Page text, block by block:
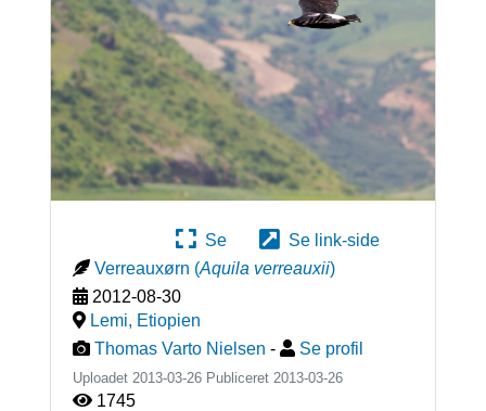
Se
Se link-side
Verreauxørn (Aquila verreauxii)
2012-08-30
Lemi, Etiopien
Thomas Varto Nielsen - Se profil
Uploadet 2013-03-26 Publiceret 2013-03-26
1745